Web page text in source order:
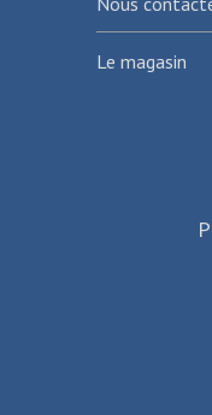
Le magasin